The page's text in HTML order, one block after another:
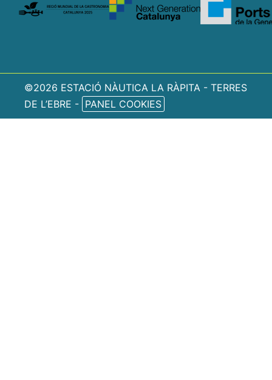
©2026 ESTACIÓ NÀUTICA LA RÀPITA - TERRES
DE L’EBRE - PANEL COOKIES